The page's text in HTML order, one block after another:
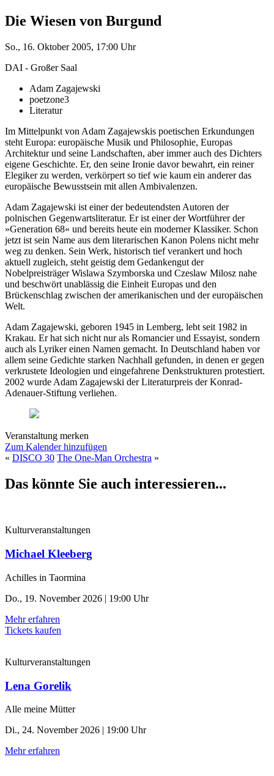
Die Wiesen von Burgund
So., 16. Oktober 2005, 17:00 Uhr
DAI - Großer Saal
Adam Zagajewski
poetzone3
Literatur
Im Mittelpunkt von Adam Zagajewskis poetischen Erkundungen
steht Europa: europäische Musik und Philosophie, Europas
Architektur und seine Landschaften, aber immer auch des Dichters
eigene Geschichte. Er, den seine Ironie davor bewahrt, ein reiner
Elegiker zu werden, verkörpert so tief wie kaum ein anderer das
europäische Bewusstsein mit allen Ambivalenzen.
Adam Zagajewski ist einer der bedeutendsten Autoren der
polnischen Gegenwartsliteratur. Er ist einer der Wortführer der
»Generation 68« und bereits heute ein moderner Klassiker. Schon
jetzt ist sein Name aus dem literarischen Kanon Polens nicht mehr
weg zu denken. Sein Werk, historisch tief verankert und hoch
aktuell zugleich, steht geistig dem Gedankengut der
Nobelpreisträger Wislawa Szymborska und Czeslaw Milosz nahe
und beschwört unablässig die Einheit Europas und den
Brückenschlag zwischen der amerikanischen und der europäischen
Welt.
Adam Zagajewski, geboren 1945 in Lemberg, lebt seit 1982 in
Krakau. Er hat sich nicht nur als Romancier und Essayist, sondern
auch als Lyriker einen Namen gemacht. In Deutschland haben vor
allem seine Gedichte starken Nachhall gefunden, in denen er gegen
verkrustete Ideologien und eingefahrene Denkstrukturen protestiert.
2002 wurde Adam Zagajewski der Literaturpreis der Konrad-
Adenauer-Stiftung verliehen.
Veranstaltung merken
Zum Kalender hinzufügen
« DISCO 30 The One-Man Orchestra »
Das könnte Sie auch interessieren...
Kulturveranstaltungen
Michael Kleeberg
Achilles in Taormina
Do., 19. November 2026 | 19:00 Uhr
Mehr erfahren
Tickets kaufen
Kulturveranstaltungen
Lena Gorelik
Alle meine Mütter
Di., 24. November 2026 | 19:00 Uhr
Mehr erfahren